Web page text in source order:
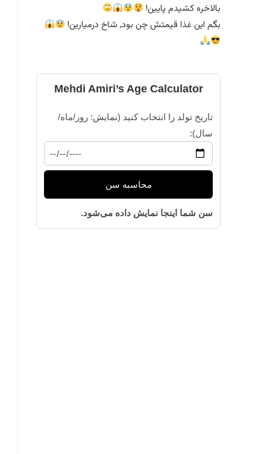
بالاخره کشیدم پایین!
بگم این غذا قیمتش چن بود, شاخ درمیارین!
Mehdi Amiri’s Age Calculator
تاریخ تولد را انتخاب کنید (نمایش: روز/ماه/
سال):
محاسبه سن
سن شما اینجا نمایش داده می‌شود.